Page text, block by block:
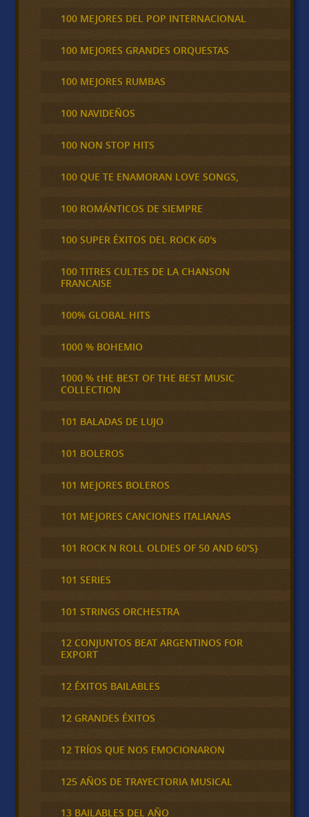
100 MEJORES DEL POP INTERNACIONAL
100 MEJORES GRANDES ORQUESTAS
100 MEJORES RUMBAS
100 NAVIDEÑOS
100 NON STOP HITS
100 QUE TE ENAMORAN LOVE SONGS,
100 ROMÁNTICOS DE SIEMPRE
100 SUPER ÉXITOS DEL ROCK 60's
100 TITRES CULTES DE LA CHANSON
FRANCAISE
100% GLOBAL HITS
1000 % BOHEMIO
1000 % tHE BEST OF THE BEST MUSIC
COLLECTION
101 BALADAS DE LUJO
101 BOLEROS
101 MEJORES BOLEROS
101 MEJORES CANCIONES ITALIANAS
101 ROCK N ROLL OLDIES OF 50 AND 60'S}
101 SERIES
101 STRINGS ORCHESTRA
12 CONJUNTOS BEAT ARGENTINOS FOR
EXPORT
12 ÉXITOS BAILABLES
12 GRANDES ÉXITOS
12 TRÍOS QUE NOS EMOCIONARON
125 AÑOS DE TRAYECTORIA MUSICAL
13 BAILABLES DEL AÑO